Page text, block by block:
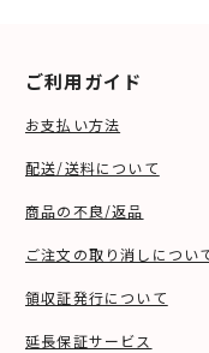
ご利用ガイド
お支払い方法
配送/送料について
商品の不良/返品
ご注文の取り消しについ
領収証発行について
延長保証サービス